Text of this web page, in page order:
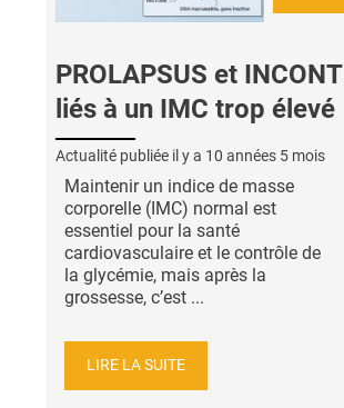
PROLAPSUS et
liés à un IMC trop élevé
Actualité publiée il y a 10 années 5 mois
Maintenir un indice de masse
corporelle (IMC) normal est
essentiel pour la santé
cardiovasculaire et le contrôle de
la glycémie, mais après la
grossesse, c’est ...
LIRE LA SUITE